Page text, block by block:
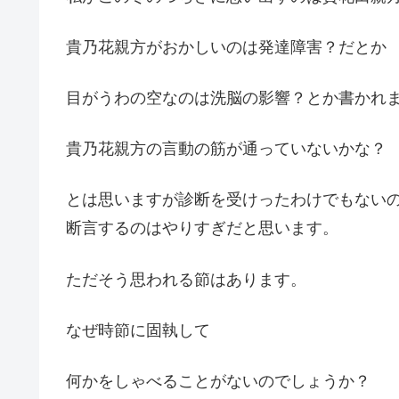
貴乃花親方がおかしいのは発達障害？だとか
目がうわの空なのは洗脳の影響？とか書かれま
貴乃花親方の言動の筋が通っていないかな？
とは思いますが診断を受けったわけでもない
断言するのはやりすぎだと思います。
ただそう思われる節はあります。
なぜ時節に固執して
何かをしゃべることがないのでしょうか？